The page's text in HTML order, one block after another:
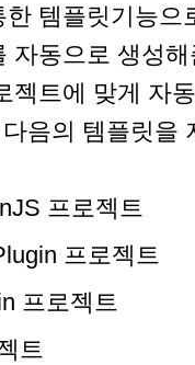
템플릿기능
자동으로 생성
젝트에 맞게 자
음의 템플릿을
프로젝트
프로젝트
프로젝트
트